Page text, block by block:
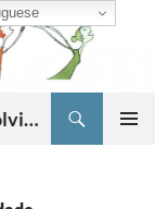
Associação Educativa para o Desenvolvimento da Criatividade